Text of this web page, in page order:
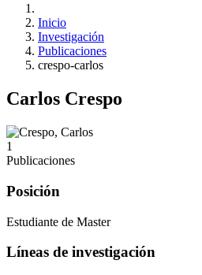
Inicio
Investigación
Publicaciones
crespo-carlos
Carlos Crespo
1
Publicaciones
Posición
Estudiante de Master
Líneas de investigación